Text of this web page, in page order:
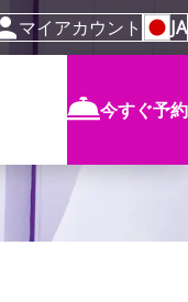
マイアカウント JA
今すぐ予約